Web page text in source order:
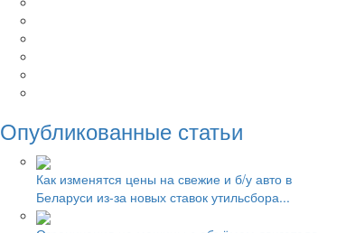
Опубликованные статьи
Как изменятся цены на свежие и б/у авто в
Беларуси из-за новых ставок утильсбора...